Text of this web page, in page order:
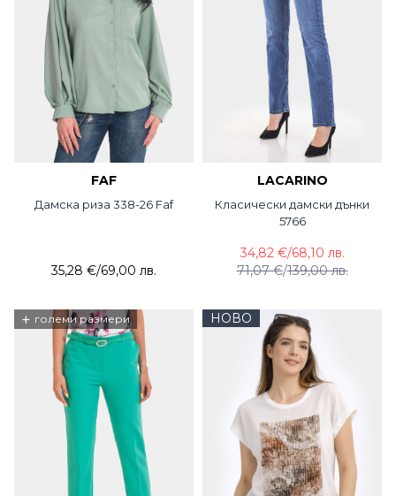
FAF
Дамска риза 338-26 Faf
35,28 €/69,00 лв.
LACARINO
Класически дамски дънки
5766
71,07 €/139,00 лв.
34,82 €/68,10 лв.
+ големи размери НОВО